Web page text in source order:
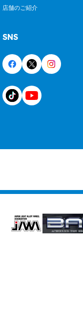
店舗のご紹介
SNS